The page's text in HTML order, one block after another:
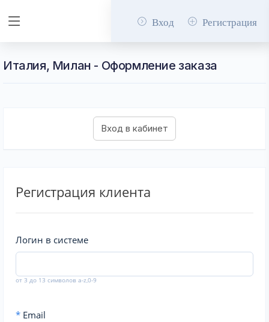
Вход Регистрация
Италия, Милан - Оформление заказа
Регистрация клиента
Логин в системе
от 3 до 13 символов a-z,0-9
* Email